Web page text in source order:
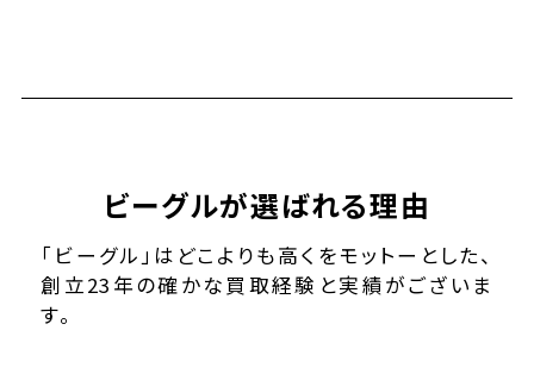
ビーグルが選ばれる理由
「ビーグル」はどこよりも高くをモットーとした、
創立23年の確かな買取経験と実績がございま
す。